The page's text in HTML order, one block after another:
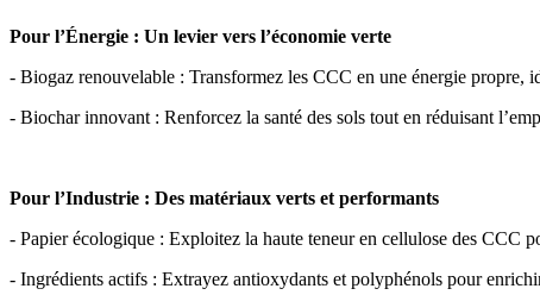
Pour l’Énergie : Un levier vers l’économie verte
- Biogaz renouvelable : Transformez les CCC en une énergie propre,
- Biochar innovant : Renforcez la santé des sols tout en réduisant
Pour l’Industrie : Des matériaux verts et performants
- Papier écologique : Exploitez la haute teneur en cellulose des CCC
- Ingrédients actifs : Extrayez antioxydants et polyphénols pour